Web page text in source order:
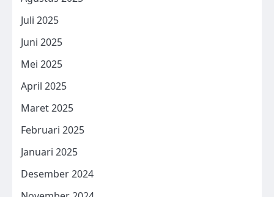
Juli 2025
Juni 2025
Mei 2025
April 2025
Maret 2025
Februari 2025
Januari 2025
Desember 2024